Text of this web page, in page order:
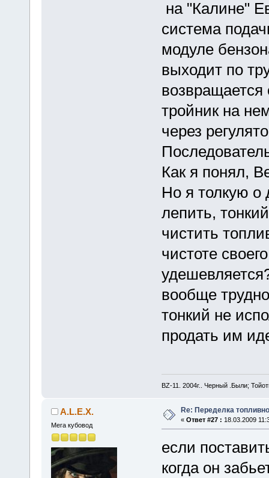
на "Калине"
система
модуле
выходит по
тройник на
через
Как я понял,
Но я толкую о
лепить,
чистить
чистоте
вообще
тонкий не
продать им
BZ-11. 2004г.. Черный .Были;
A.L.E.X.
Мега кубовод
Re: Переделка
« Ответ #27 : 18.03.2009
если
когда он